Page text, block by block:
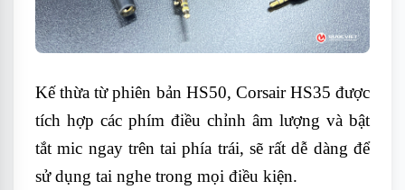
Kế thừa từ phiên bản HS50, Corsair HS35 được
tích hợp các phím điều chỉnh âm lượng và bật
tắt mic ngay trên tai phía trái, sẽ rất dễ dàng để
sử dụng tai nghe trong mọi điều kiện.